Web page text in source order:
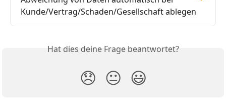
Kunde/Vertrag/Schaden/Gesellschaft ablegen
Hat dies deine Frage beantwortet?
😞 😐 😃